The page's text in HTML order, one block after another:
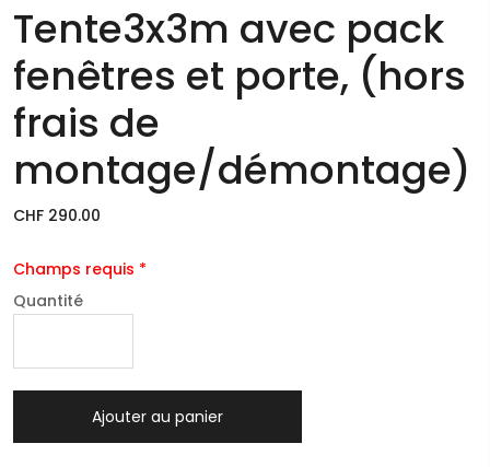
Tente3x3m avec pack
fenêtres et porte, (hors
frais de
montage/démontage)
CHF 290.00
Champs requis *
Quantité
Ajouter au panier